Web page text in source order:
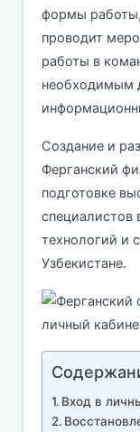
формы
проводит
работы в
необходимым
Создание и
Ферганский
подготовке
специалистов
технологий и
Узбекистане.
Вход в